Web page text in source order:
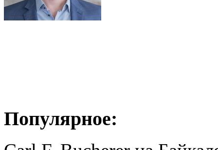
Популярное: